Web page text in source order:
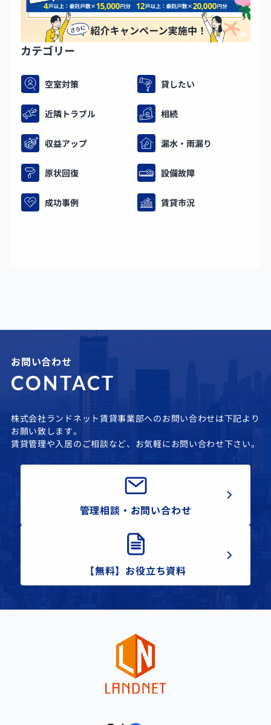
カテゴリー
空室対策 貸したい
近隣トラブル 相続
収益アップ 漏水・雨漏り
原状回復 設備故障
成功事例 賃貸市況
お問い合わせ
CONTACT
株式会社ランドネット賃貸事業部へのお問い合わせは下記より
お願い致します。
賃貸管理や入居のご相談など、お気軽にお問い合わせ下さい。
管理相談・お問い合わせ
【無料】お役立ち資料